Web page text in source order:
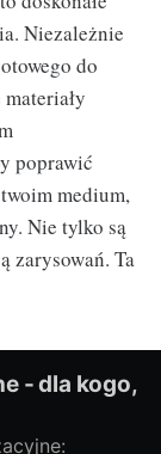
Niezależnie
do
poprawić
medium,
Nie tylko są
zarysowań. Ta
- dla kogo,